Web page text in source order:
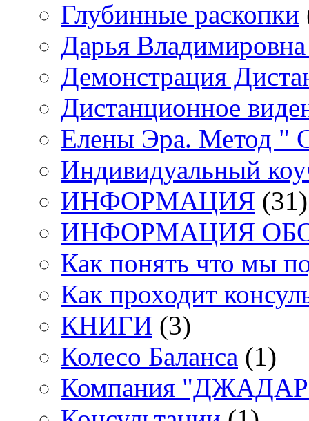
Глубинные раскопки
Дарья
Демонстрация
Дистанционное
Елены Эра. Метод "
Индивидуальный
ИНФОРМАЦИЯ (31)
ИНФОРМАЦИЯ
Как понять что мы
Как проходит
КНИГИ (3)
Колесо Баланса (1)
Компания "ДЖАДАР"